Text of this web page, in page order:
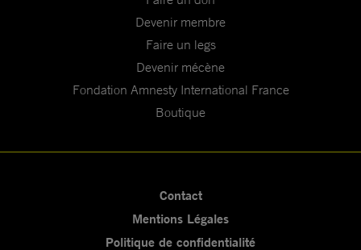
Devenir membre
Faire un legs
Devenir mécène
Fondation Amnesty International France
Boutique
Contact
Mentions Légales
Politique de confidentialité